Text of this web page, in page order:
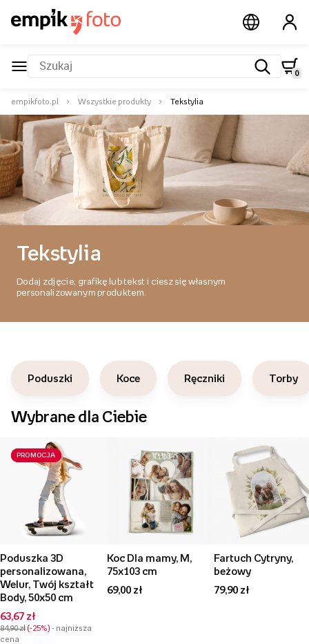
0
empikfoto.pl Wszystkie produkty Tekstylia
Tekstylia
Dodaj zdjęcie, grafikę lub tekst i ciesz się własnym
personalizowanym produktem.
Poduszki Koce Ręczniki Torby
Wybrane dla Ciebie
PROMOCJA
Poduszka 3D
personalizowana,
Welur, Twój kształt
Body, 50x50 cm
63,67 zł
84,90 zł -25% - najniższa
cena
Koc Dla mamy, M,
75x103 cm
69,00 zł
Fartuch Cytryny,
beżowy
79,90 zł
PROMOCJA
PROMOCJA